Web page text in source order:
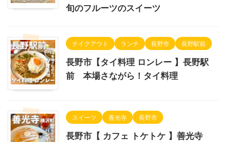
旬のフルーツのスイーツ
テイクアウト ランチ 長野市 長野駅前
長野市【タイ料理 ロンレー 】長野駅
前 本場さながら！タイ料理
スイーツ 善光寺 長野市
長野市【 カフェ トケトケ 】善光寺